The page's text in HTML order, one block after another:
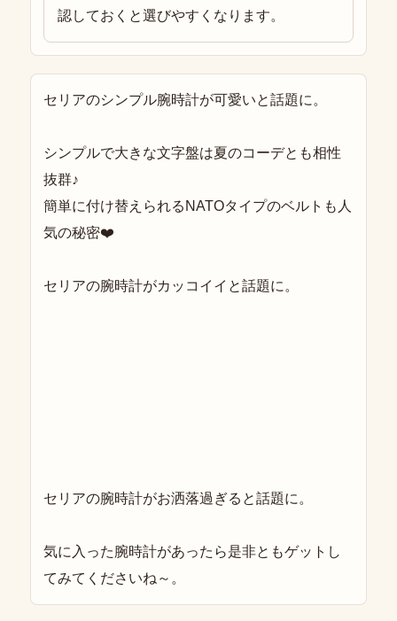
認しておくと選びやすくなります。
セリアのシンプル腕時計が可愛いと話題に。
シンプルで大きな文字盤は夏のコーデとも相性
抜群♪
簡単に付け替えられるNATOタイプのベルトも人
気の秘密❤️
セリアの腕時計がカッコイイと話題に。
セリアの腕時計がお洒落過ぎると話題に。
気に入った腕時計があったら是非ともゲットし
てみてくださいね～。